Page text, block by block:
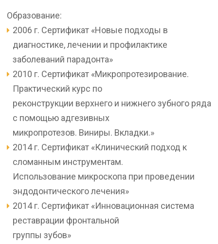
Образование:
2006 г. Сертификат «Новые подходы в
диагностике, лечении и профилактике
заболеваний парадонта»
2010 г. Сертификат «Микропротезирование.
Практический курс по
реконструкции верхнего и нижнего зубного ряда
с помощью адгезивных
микропротезов. Виниры. Вкладки.»
2014 г. Сертификат «Клинический подход к
сломанным инструментам.
Использование микроскопа при проведении
эндодонтического лечения»
2014 г. Сертификат «Инновационная система
реставрации фронтальной
группы зубов»